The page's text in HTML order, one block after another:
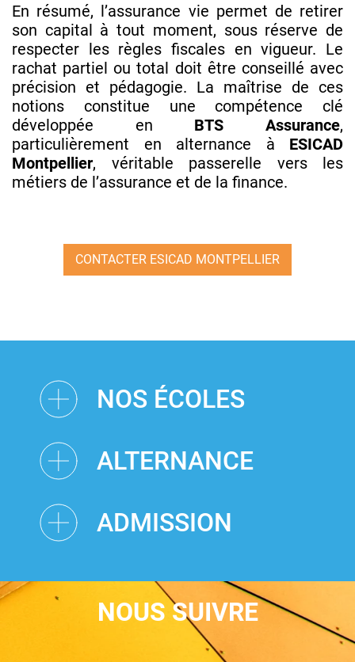
En résumé, l’assurance vie permet de retirer
son capital à tout moment, sous réserve de
respecter les règles fiscales en vigueur. Le
rachat partiel ou total doit être conseillé avec
précision et pédagogie. La maîtrise de ces
notions constitue une compétence clé
développée en BTS Assurance,
particulièrement en alternance à ESICAD
Montpellier, véritable passerelle vers les
métiers de l’assurance et de la finance.
CONTACTER ESICAD MONTPELLIER
NOS ÉCOLES
ALTERNANCE
ADMISSION
NOUS SUIVRE